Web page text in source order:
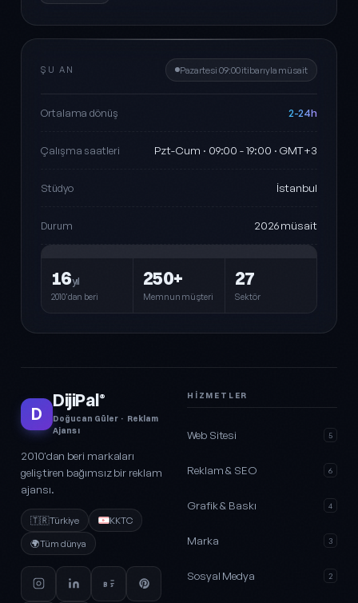
ŞU AN Pazartesi 09:00 itibarıyla müsait
Ortalama dönüş 2-24h
Çalışma saatleri Pzt-Cum · 09:00 - 19:00 · GMT+3
Stüdyo İstanbul
Durum 2026 müsait
16yıl
2010'dan beri
250+
Memnun müşteri
27
Sektör
D
DijiPal®
Doğucan Güler · Reklam
Ajansı
2010'dan beri markaları
geliştiren bağımsız bir reklam
ajansı.
🇹🇷Türkiye
KKTC
🌍Tüm dünya
HIZMETLER
Web Sitesi 5
Reklam & SEO 6
Grafik & Baskı 4
Marka 3
Sosyal Medya 2